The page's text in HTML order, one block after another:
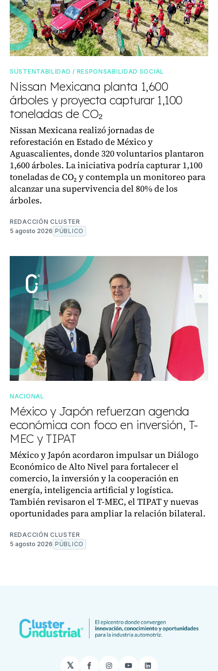
SUSTENTABILIDAD / RESPONSABILIDAD SOCIAL
Nissan Mexicana planta 1,600
árboles y proyecta capturar 1,100
toneladas de CO₂
Nissan Mexicana realizó jornadas de
reforestación en Estado de México y
Aguascalientes, donde 320 voluntarios plantaron
1,600 árboles. La iniciativa podría capturar 1,100
toneladas de CO₂ y contempla un monitoreo para
alcanzar una supervivencia del 80% de los
árboles.
REDACCIÓN CLUSTER
5 agosto 2026 PÚBLICO
NACIONAL
México y Japón refuerzan agenda
económica con foco en inversión, T-
MEC y TIPAT
México y Japón acordaron impulsar un Diálogo
Económico de Alto Nivel para fortalecer el
comercio, la inversión y la cooperación en
energía, inteligencia artificial y logística.
También revisaron el T-MEC, el TIPAT y nuevas
oportunidades para ampliar la relación bilateral.
REDACCIÓN CLUSTER
5 agosto 2026 PÚBLICO
𝕏